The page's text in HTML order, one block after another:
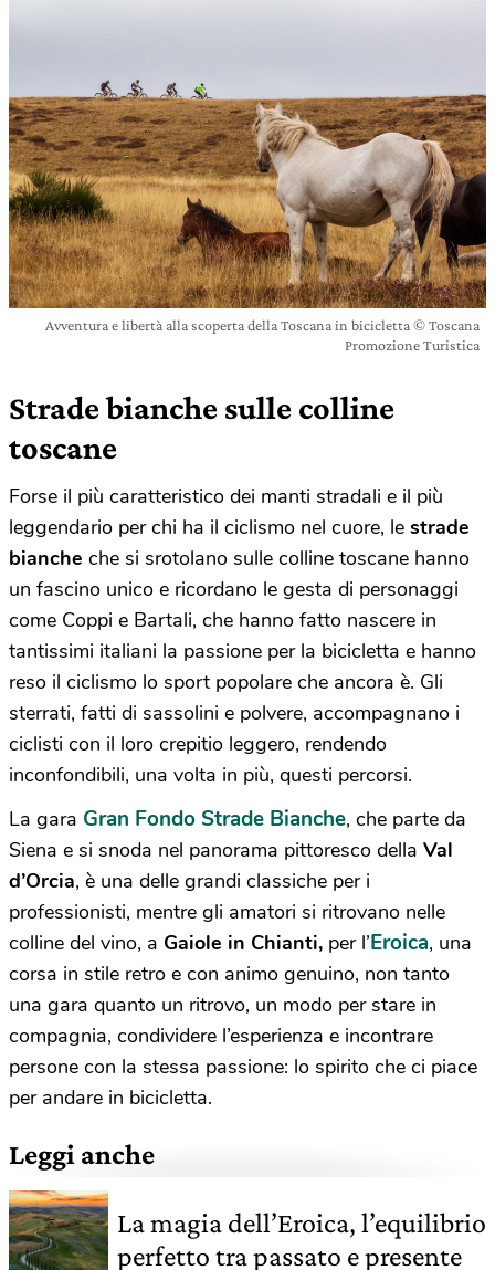
Avventura e libertà alla scoperta della Toscana in bicicletta © Toscana
Promozione Turistica
Strade bianche sulle colline
toscane
Forse il più caratteristico dei manti stradali e il più
leggendario per chi ha il ciclismo nel cuore, le strade
bianche che si srotolano sulle colline toscane hanno
un fascino unico e ricordano le gesta di personaggi
come Coppi e Bartali, che hanno fatto nascere in
tantissimi italiani la passione per la bicicletta e hanno
reso il ciclismo lo sport popolare che ancora è. Gli
sterrati, fatti di sassolini e polvere, accompagnano i
ciclisti con il loro crepitio leggero, rendendo
inconfondibili, una volta in più, questi percorsi.
La gara Gran Fondo Strade Bianche, che parte da
Siena e si snoda nel panorama pittoresco della Val
d’Orcia, è una delle grandi classiche per i
professionisti, mentre gli amatori si ritrovano nelle
colline del vino, a Gaiole in Chianti, per l’Eroica, una
corsa in stile retro e con animo genuino, non tanto
una gara quanto un ritrovo, un modo per stare in
compagnia, condividere l’esperienza e incontrare
persone con la stessa passione: lo spirito che ci piace
per andare in bicicletta.
Leggi anche
La magia dell’Eroica, l’equilibrio
perfetto tra passato e presente